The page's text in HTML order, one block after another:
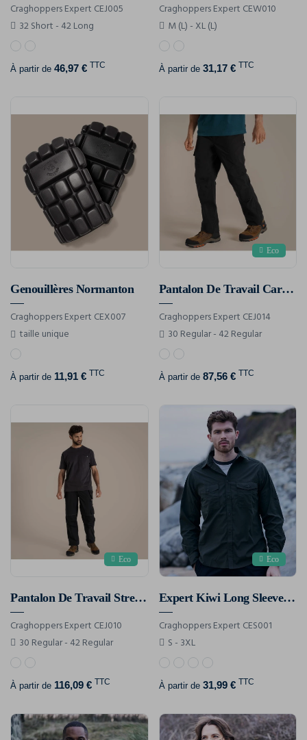
Craghoppers Expert CEJ005
32 Short - 42 Long
À partir de 46,97 € TTC
Craghoppers Expert CEW010
M (L) - XL (L)
À partir de 31,17 € TTC
Genouillères Normanton
Craghoppers Expert CEX007
taille unique
À partir de 11,91 € TTC
Eco
Pantalon De Travail Cargo Stretch Bedale
Craghoppers Expert CEJ014
30 Regular - 42 Regular
À partir de 87,56 € TTC
Eco
Pantalon De Travail Stretch À Poches Holster Sheffield
Craghoppers Expert CEJ010
30 Regular - 42 Regular
À partir de 116,09 € TTC
Eco
Expert Kiwi Long Sleeved Shirt
Craghoppers Expert CES001
S - 3XL
À partir de 31,99 € TTC